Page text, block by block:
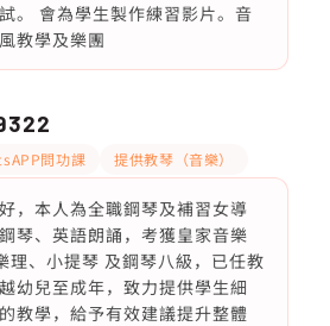
。 會為學生製作練習影片。音
教學及樂團
問功課 提供教琴（音樂）
，本人為全職鋼琴及補習女導
琴、英語朗誦，考獲皇家音樂
理、小提琴 及鋼琴八級，已任教
幼兒至成年，致力提供學生細
教學，給予有效建議提升整體